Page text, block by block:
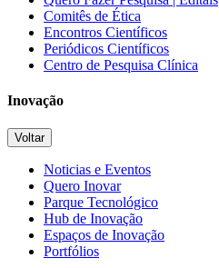
Comitês de Ética
Encontros Científicos
Periódicos Científicos
Centro de Pesquisa Clínica
Inovação
Voltar
Noticias e Eventos
Quero Inovar
Parque Tecnológico
Hub de Inovação
Espaços de Inovação
Portfólios